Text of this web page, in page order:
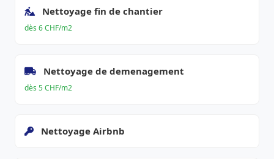
Nettoyage fin de chantier
dès 6 CHF/m2
Nettoyage de demenagement
dès 5 CHF/m2
Nettoyage Airbnb